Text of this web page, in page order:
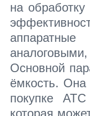
на
Основной
ёмкость. Она
покупке АТС